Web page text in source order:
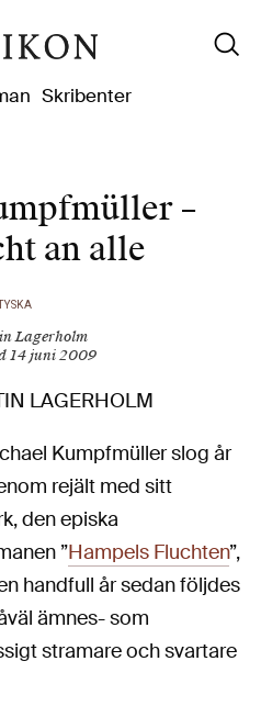
Skribenter
–
an alle
Lagerholm
14 juni 2009
LAGERHOLM
Kumpfmüller slog år
rejält med sitt
den episka
”Hampels Fluchten”,
handfull år sedan följdes
ämnes- som
stramare och svartare